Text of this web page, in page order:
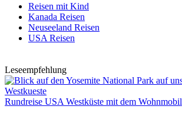
Reisen mit Kind
Kanada Reisen
Neuseeland Reisen
USA Reisen
Leseempfehlung
Rundreise USA Westküste mit dem Wohnmobil